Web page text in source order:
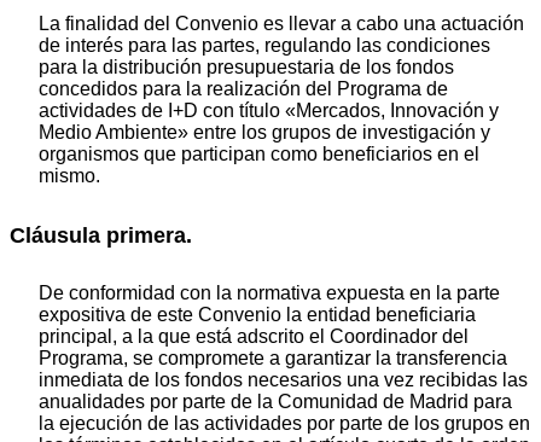
La finalidad del Convenio es llevar a cabo una actuación
de interés para las partes, regulando las condiciones
para la distribución presupuestaria de los fondos
concedidos para la realización del Programa de
actividades de I+D con título «Mercados, Innovación y
Medio Ambiente» entre los grupos de investigación y
organismos que participan como beneficiarios en el
mismo.
Cláusula primera.
De conformidad con la normativa expuesta en la parte
expositiva de este Convenio la entidad beneficiaria
principal, a la que está adscrito el Coordinador del
Programa, se compromete a garantizar la transferencia
inmediata de los fondos necesarios una vez recibidas las
anualidades por parte de la Comunidad de Madrid para
la ejecución de las actividades por parte de los grupos en